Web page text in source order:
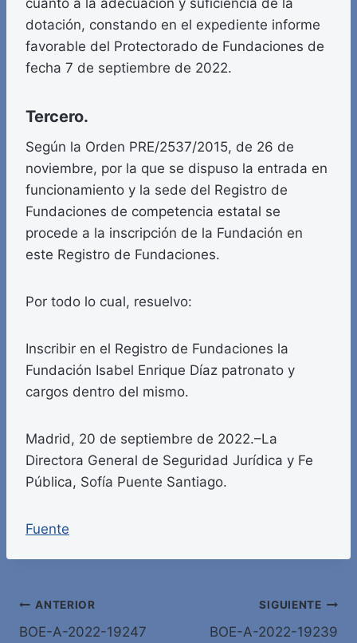
cuanto a la adecuación y suficiencia de la
dotación, constando en el expediente informe
favorable del Protectorado de Fundaciones de
fecha 7 de septiembre de 2022.
Tercero.
Según la Orden PRE/2537/2015, de 26 de
noviembre, por la que se dispuso la entrada en
funcionamiento y la sede del Registro de
Fundaciones de competencia estatal se
procede a la inscripción de la Fundación en
este Registro de Fundaciones.
Por todo lo cual, resuelvo:
Inscribir en el Registro de Fundaciones la
Fundación Isabel Enrique Díaz patronato y
cargos dentro del mismo.
Madrid, 20 de septiembre de 2022.–La
Directora General de Seguridad Jurídica y Fe
Pública, Sofía Puente Santiago.
Fuente
Navegación
ANTERIOR
BOE-A-2022-19247
SIGUIENTE
BOE-A-2022-19239